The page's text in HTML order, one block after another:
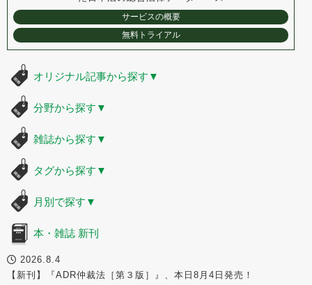
サービスの概要
無料トライアル
オリジナル記事から探す ▼
分野から探す ▼
雑誌から探す ▼
タグから探す ▼
月別で探す ▼
本・雑誌 新刊
2026.8.4
【新刊】『ADR仲裁法［第３版］』、本日8月4日発売！